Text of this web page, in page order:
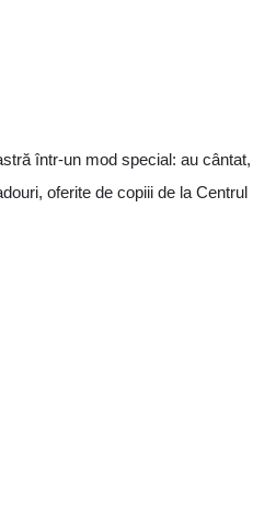
într-un mod special: au cântat,
oferite de copiii de la Centrul